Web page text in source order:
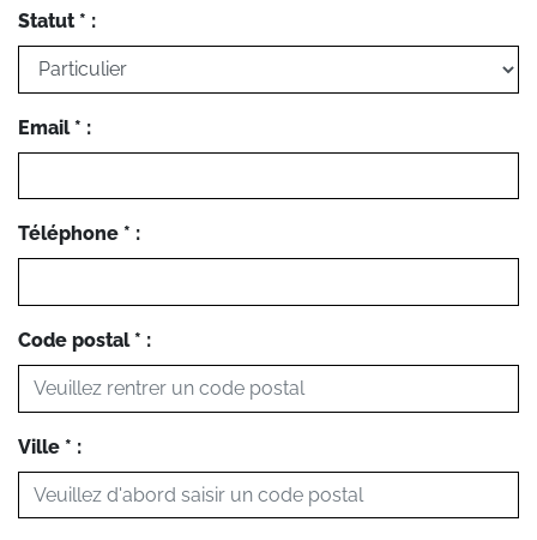
Statut * :
Email * :
Téléphone * :
Code postal * :
Ville * :